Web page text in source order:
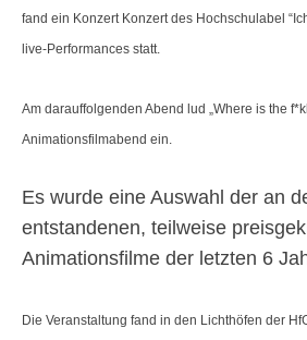
fand ein Konzert Konzert des Hochschulabel
live-Performances statt.
Am darauffolgenden Abend lud „Where is the
Animationsfilmabend ein.
Es wurde eine Auswahl der an
entstandenen, teilweise
Animationsfilme der letzten 6
Die Veranstaltung fand in den Lichthöfen der